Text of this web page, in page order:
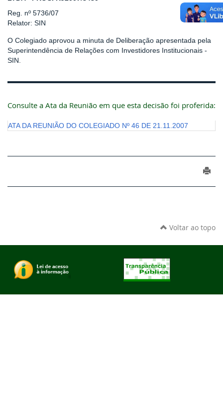
Reg. nº 5736/07
Relator: SIN
O Colegiado aprovou a minuta de Deliberação apresentada pela
Superintendência de Relações com Investidores Institucionais -
SIN.
Consulte a Ata da Reunião em que esta decisão foi proferida:
ATA DA REUNIÃO DO COLEGIADO Nº 46 DE 21.11.2007
Voltar ao topo